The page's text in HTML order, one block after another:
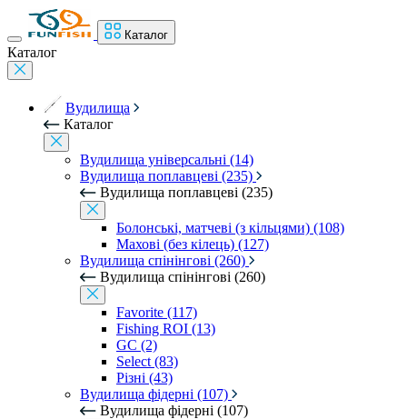
Каталог
Каталог
Вудилища
Каталог
Вудилища універсальні (14)
Вудилища поплавцеві (235)
Вудилища поплавцеві (235)
Болонські, матчеві (з кільцями) (108)
Махові (без кілець) (127)
Вудилища спінінгові (260)
Вудилища спінінгові (260)
Favorite (117)
Fishing ROI (13)
GC (2)
Select (83)
Різні (43)
Вудилища фідерні (107)
Вудилища фідерні (107)